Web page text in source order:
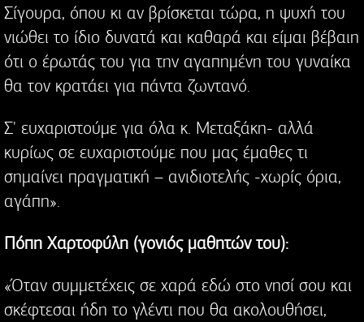
Σίγουρα, όπου κι αν βρίσκεται τώρα, η ψυχή του
νιώθει το ίδιο δυνατά και καθαρά και είμαι βέβαιη
ότι ο έρωτάς του για την αγαπημένη του γυναίκα
θα τον κρατάει για πάντα ζωντανό.
Σ' ευχαριστούμε για όλα κ. Μεταξάκη- αλλά
κυρίως σε ευχαριστούμε που μας έμαθες τι
σημαίνει πραγματική – ανιδιοτελής -χωρίς όρια,
αγάπη».
Πόπη Χαρτοφύλη (γονιός μαθητών του):
«Όταν συμμετέχεις σε χαρά εδώ στο νησί σου και
σκέφτεσαι ήδη το γλέντι που θα ακολουθήσει,